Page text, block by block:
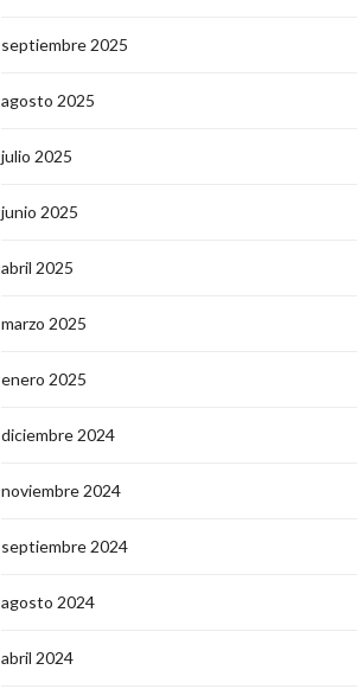
septiembre 2025
agosto 2025
julio 2025
junio 2025
abril 2025
marzo 2025
enero 2025
diciembre 2024
noviembre 2024
septiembre 2024
agosto 2024
abril 2024